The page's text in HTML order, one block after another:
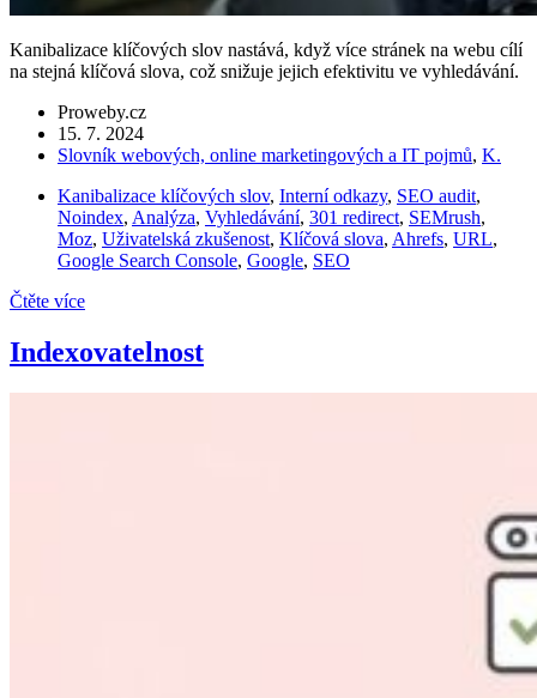
Kanibalizace klíčových slov nastává, když více stránek na webu cílí
na stejná klíčová slova, což snižuje jejich efektivitu ve vyhledávání.
Proweby.cz
15. 7. 2024
Slovník webových, online marketingových a IT pojmů, K.
Kanibalizace klíčových slov, Interní odkazy, SEO audit,
Noindex, Analýza, Vyhledávání, 301 redirect, SEMrush,
Moz, Uživatelská zkušenost, Klíčová slova, Ahrefs, URL,
Google Search Console, Google, SEO
Čtěte více
Indexovatelnost